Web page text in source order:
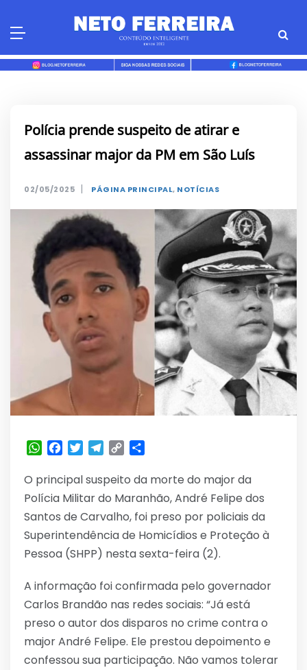
Polícia prende suspeito de atirar e
assassinar major da PM em São Luís
02/05/2025 | PÁGINA PRINCIPAL, NOTÍCIAS
WhatsApp
Facebook
TwitterTelegram
Copy
O principal suspeito da morte do major da
Polícia Militar do Maranhão, André Felipe dos
Santos de Carvalho, foi preso por policiais da
Superintendência de Homicídios e Proteção à
Pessoa (SHPP) nesta sexta-feira (2).
A informação foi confirmada pelo governador
Carlos Brandão nas redes sociais: “Já está
preso o autor dos disparos no crime contra o
major André Felipe. Ele prestou depoimento e
confessou sua participação. Não vamos tolerar